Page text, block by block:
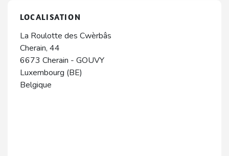
LOCALISATION
La Roulotte des Cwèrbâs
Cherain, 44
6673 Cherain - GOUVY
Luxembourg (BE)
Belgique